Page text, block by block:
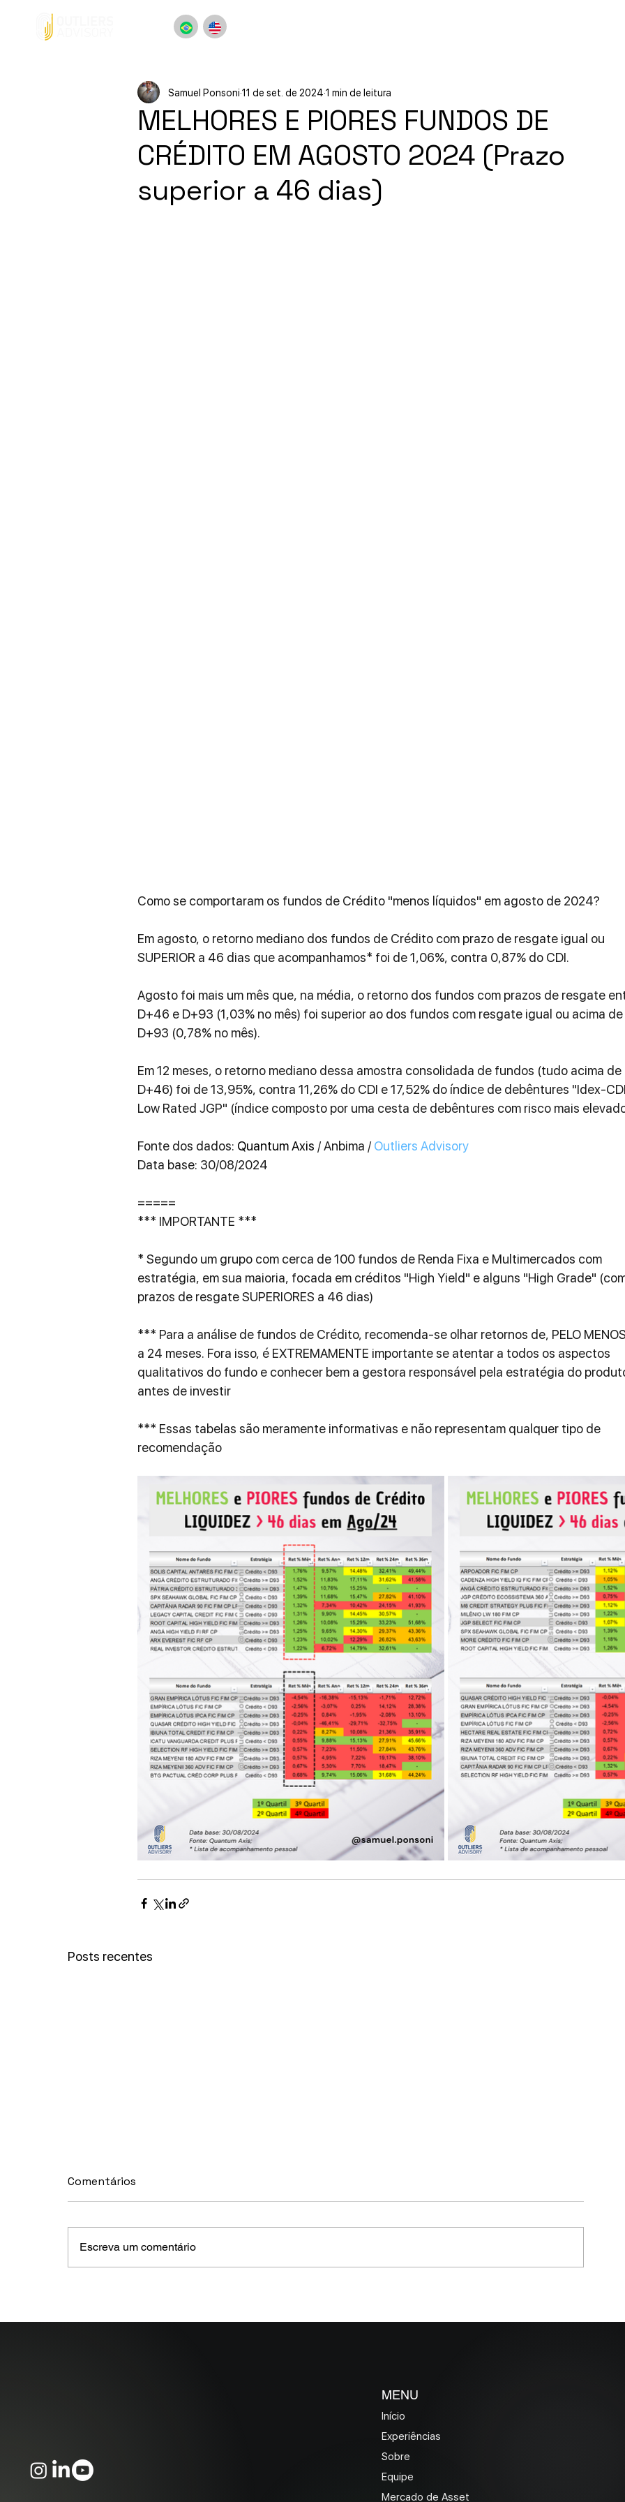
MELHORES E PIORES FUNDOS DE
CRÉDITO EM AGOSTO 2024 (Prazo
superior a 46 dias)
Samuel Ponsoni11 de set. de 2024 1 min de leitura
Como se comportaram os fundos de Crédito "menos líquidos" em agosto de 2024?
Em agosto, o retorno mediano dos fundos de Crédito com prazo de resgate igual ou
SUPERIOR a 46 dias que acompanhamos* foi de 1,06%, contra 0,87% do CDI.
Agosto foi mais um mês que, na média, o retorno dos fundos com prazos de resgate
D+46 e D+93 (1,03% no mês) foi superior ao dos fundos com resgate igual ou acima de
D+93 (0,78% no mês).
Em 12 meses, o retorno mediano dessa amostra consolidada de fundos (tudo acima de
D+46) foi de 13,95%, contra 11,26% do CDI e 17,52% do índice de debêntures "Idex-CDI
Low Rated JGP" (índice composto por uma cesta de debêntures com risco mais
Fonte dos dados: Quantum Axis / Anbima / Outliers Advisory
Data base: 30/08/2024
=====
*** IMPORTANTE ***
* Segundo um grupo com cerca de 100 fundos de Renda Fixa e Multimercados com
estratégia, em sua maioria, focada em créditos "High Yield" e alguns "High Grade"
prazos de resgate SUPERIORES a 46 dias)
*** Para a análise de fundos de Crédito, recomenda-se olhar retornos de, PELO
a 24 meses. Fora isso, é EXTREMAMENTE importante se atentar a todos os aspectos
qualitativos do fundo e conhecer bem a gestora responsável pela estratégia do
antes de investir
*** Essas tabelas são meramente informativas e não representam qualquer tipo de
recomendação
Posts recentes
MAIO 2026 (Prazo superior
INCENTIVADAS EM MAIO
MAIO 2026
Comentários
Escreva um comentário
Início
Experiências
Sobre
Equipe
Mercado de Asset
MENU